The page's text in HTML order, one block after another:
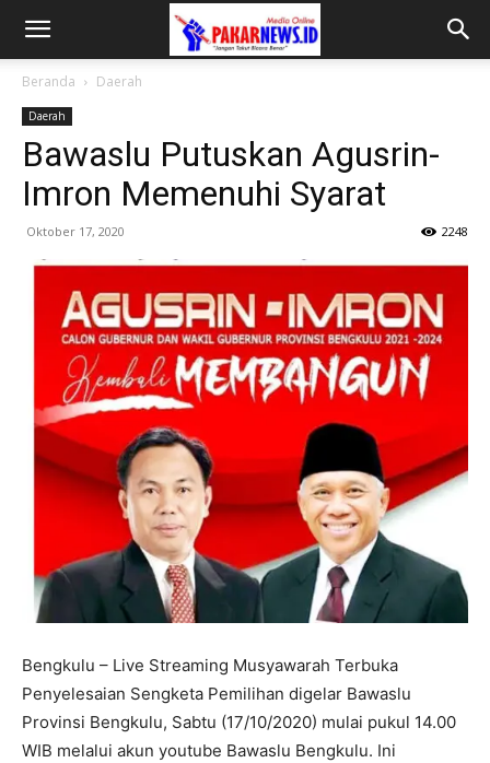
Beranda Daerah
Daerah
Bawaslu Putuskan Agusrin-
Imron Memenuhi Syarat
Oktober 17, 2020 2248
Bengkulu – Live Streaming Musyawarah Terbuka
Penyelesaian Sengketa Pemilihan digelar Bawaslu
Provinsi Bengkulu, Sabtu (17/10/2020) mulai pukul 14.00
WIB melalui akun youtube Bawaslu Bengkulu. Ini